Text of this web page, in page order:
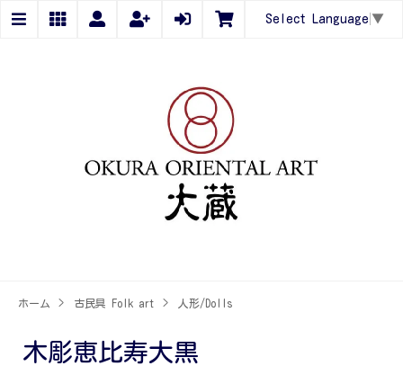
Select Language ▼
ホーム > 古民具 Folk art > 人形/Dolls
木彫恵比寿大黒